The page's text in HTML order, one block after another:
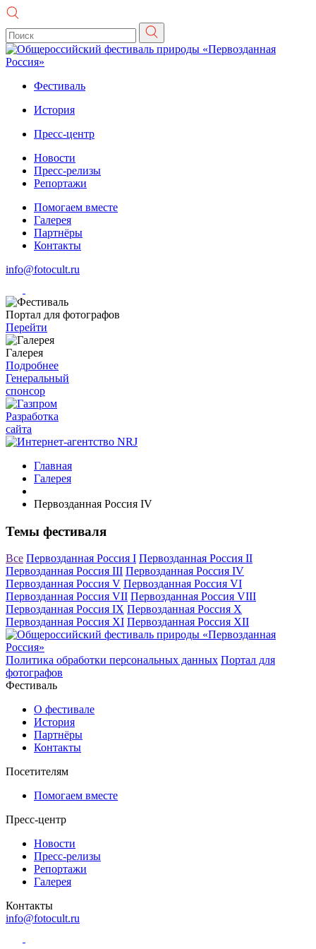
Фестиваль
История
Пресс-центр
Новости
Пресс-релизы
Репортажи
Помогаем вместе
Галерея
Партнёры
Контакты
info@fotocult.ru
Портал для фотографов
Перейти
Галерея
Подробнее
Генеральный
спонсор
Разработка
сайта
Главная
Галерея
Первозданная Россия IV
Темы фестиваля
Все Первозданная Россия I Первозданная Россия II
Первозданная Россия III Первозданная Россия IV
Первозданная Россия V Первозданная Россия VI
Первозданная Россия VII Первозданная Россия VIII
Первозданная Россия IX Первозданная Россия X
Первозданная Россия XI Первозданная Россия XII
Политика обработки персональных данных Портал для
фотографов
Фестиваль
О фестивале
История
Партнёры
Контакты
Посетителям
Помогаем вместе
Пресс-центр
Новости
Пресс-релизы
Репортажи
Галерея
Контакты
info@fotocult.ru